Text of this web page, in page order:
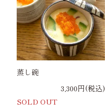
蒸し碗
3,300円(税込)
SOLD OUT